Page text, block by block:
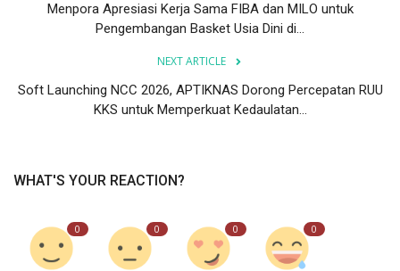
Menpora Apresiasi Kerja Sama FIBA dan MILO untuk
Pengembangan Basket Usia Dini di...
NEXT ARTICLE
Soft Launching NCC 2026, APTIKNAS Dorong Percepatan RUU
KKS untuk Memperkuat Kedaulatan...
WHAT'S YOUR REACTION?
0 0 0 0